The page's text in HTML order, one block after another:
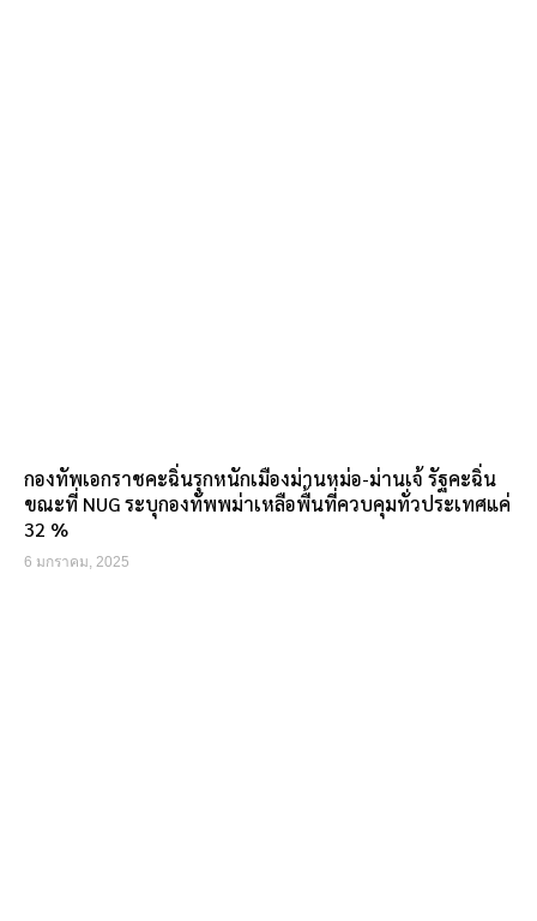
กองทัพเอกราชคะฉิ่นรุกหนักเมืองม่านหม่อ-ม่านเจ้ รัฐคะฉิ่น
ขณะที่ NUG ระบุกองทัพพม่าเหลือพื้นที่ควบคุมทั่วประเทศแค่
32 %
6 มกราคม, 2025